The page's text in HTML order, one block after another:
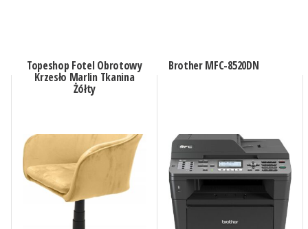
Topeshop Fotel Obrotowy
Krzesło Marlin Tkanina
Żółty
Brother MFC-8520DN